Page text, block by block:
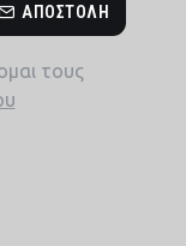
ΑΠΟΣΤΟΛΉ
τους